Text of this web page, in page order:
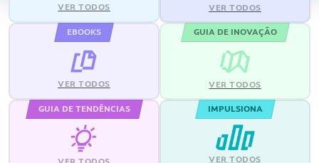
VER TODOS VER TODOS
EBOOKS
VER TODOS
GUIA DE INOVAÇÃO
VER TODOS
GUIA DE TENDÊNCIAS IMPULSIONA
VER TODOS